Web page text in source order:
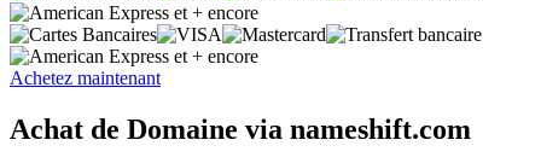
et + encore
et + encore
Achetez maintenant
Achat de Domaine via nameshift.com